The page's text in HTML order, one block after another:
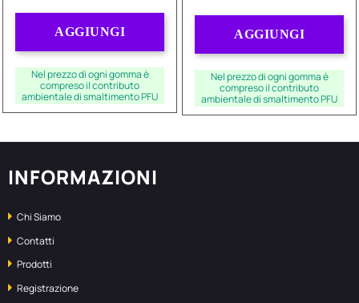
AGGIUNGI
Nel prezzo di ogni gomma è
compreso il contributo
ambientale di smaltimento PFU
AGGIUNGI
Nel prezzo di ogni gomma è
compreso il contributo
ambientale di smaltimento PFU
INFORMAZIONI
Chi Siamo
Contatti
Prodotti
Registrazione